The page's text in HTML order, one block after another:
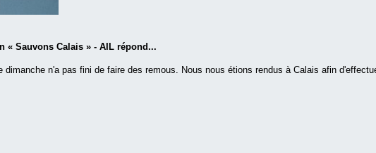
« Sauvons Calais » - AIL répond...
dimanche n'a pas fini de faire des remous. Nous nous étions rendus à Calais afin